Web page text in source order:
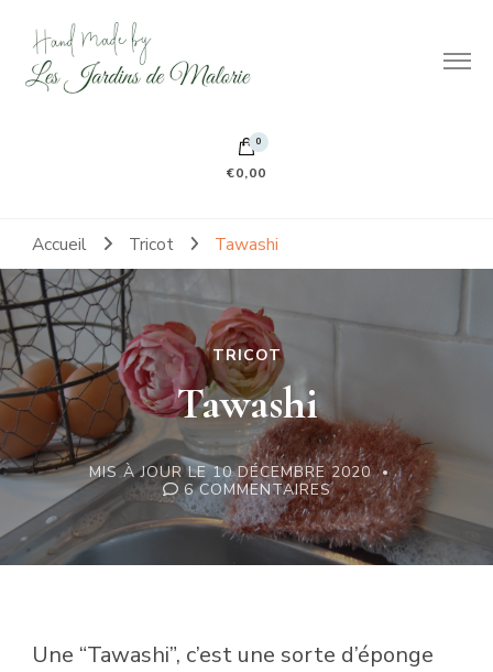
Hand made by Les Jardins de Malorie
100% frileuse 100% fait main 100% tout doux
0
€0,00
Accueil Tricot Tawashi
TRICOT
Tawashi
MIS À JOUR LE10 DÉCEMBRE 2020
6 COMMENTAIRESSUR
TAWASHI
Une “Tawashi”, c’est une sorte d’éponge